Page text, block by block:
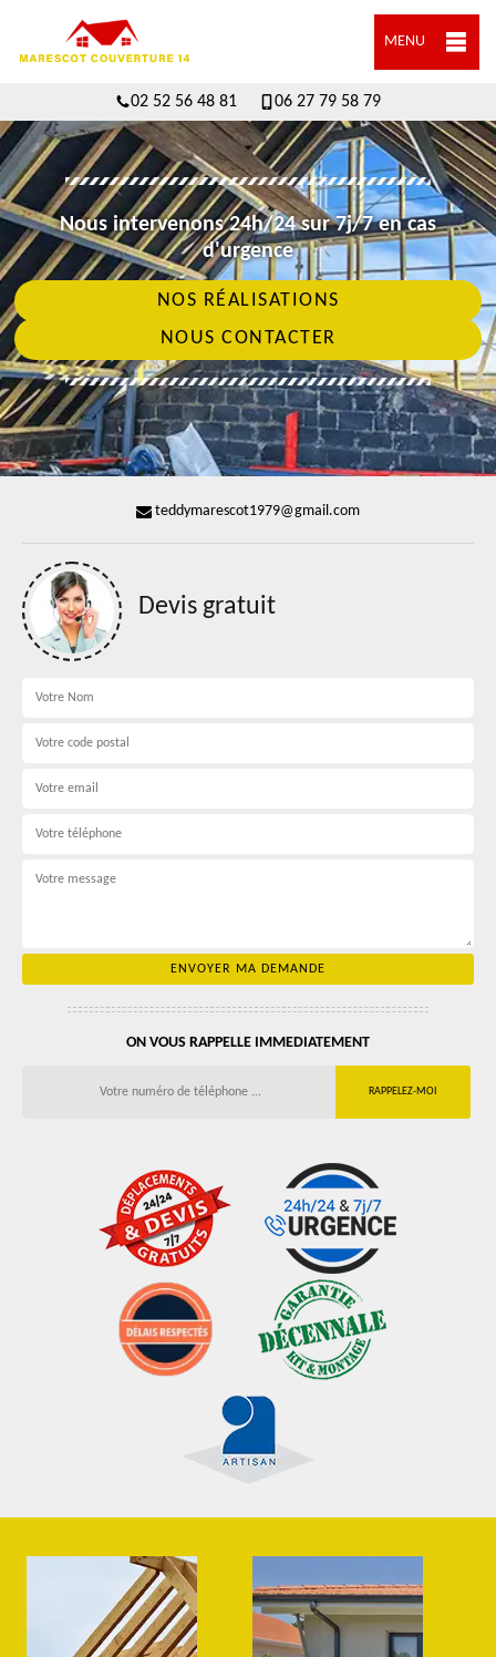
MENU
02 52 56 48 81 06 27 79 58 79
Nous intervenons 24h/24 sur 7j/7 en cas
d'urgence
NOS RÉALISATIONS
NOUS CONTACTER
teddymarescot1979@gmail.com
Devis gratuit
ON VOUS RAPPELLE IMMEDIATEMENT